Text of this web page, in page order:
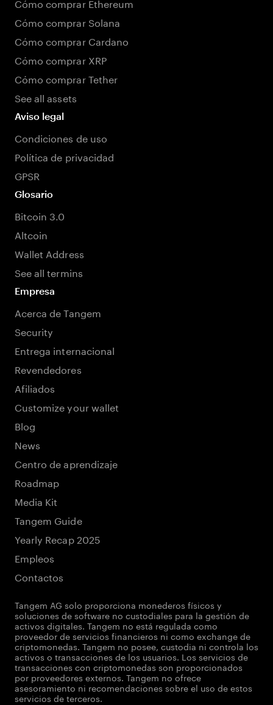
Cómo comprar Solana
Cómo comprar Cardano
Cómo comprar XRP
Cómo comprar Tether
See all assets
Aviso legal
Condiciones de uso
Política de privacidad
GPSR
Glosario
Bitcoin 3.0
Altcoin
Wallet Address
See all termins
Empresa
Acerca de Tangem
Security
Entrega internacional
Revendedores
Afiliados
Customize your wallet
Blog
News
Centro de aprendizaje
Roadmap
Media Kit
Tangem Guide
Yearly Recap 2025
Empleos
Contactos
Tangem AG solo proporciona monederos físicos y
soluciones de software no custodiales para la gestión de
activos digitales. Tangem no está regulada como
proveedor de servicios financieros ni como exchange de
criptomonedas. Tangem no posee, custodia ni controla los
activos o transacciones de los usuarios. Los servicios de
transacciones con criptomonedas son proporcionados
por proveedores externos. Tangem no ofrece
asesoramiento ni recomendaciones sobre el uso de estos
servicios de terceros.